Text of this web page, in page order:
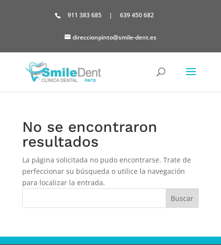
911 383 685 | 639 450 682
direccionpinto@smile-dent.es
No se encontraron
resultados
La página solicitada no pudo encontrarse. Trate de
perfeccionar su búsqueda o utilice la navegación
para localizar la entrada.
Buscar